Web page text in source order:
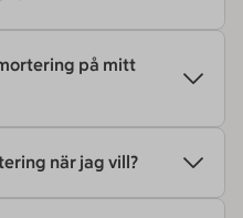
på mitt
när jag vill?